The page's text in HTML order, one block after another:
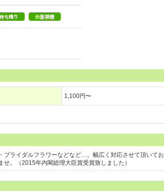
1,100円〜
ブライダルフラワーなどなど…。幅広く対応させて頂いて
。（2015年内閣総理大臣賞受賞致しました）